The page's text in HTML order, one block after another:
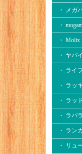
・ メガ
・
・ Molix
・ ヤバ
・ ライ
・ ラッ
・ ラッ
・ ラパラ
・ ラン
・ リュ